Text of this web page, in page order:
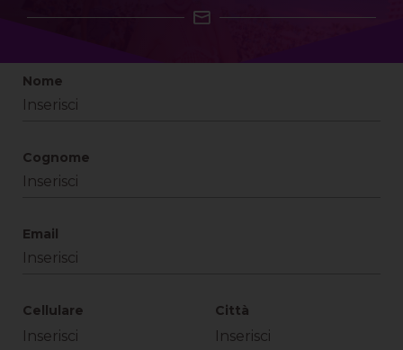
Nome
Cognome
Email
Cellulare Città